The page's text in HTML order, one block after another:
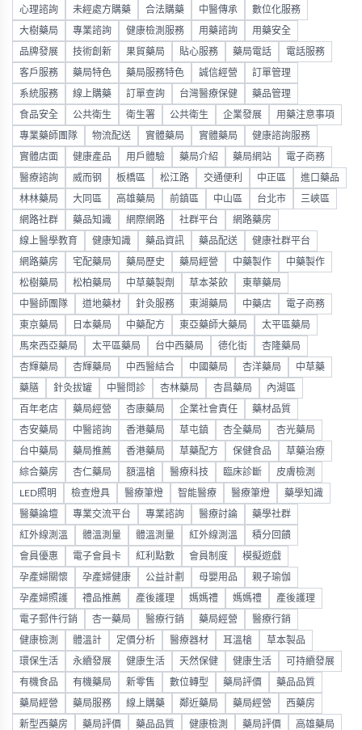
心理諮詢 未經處方購藥 合法購藥 中醫傳承 數位化服務
大樹藥局 專業諮詢 健康檢測服務 用藥諮詢 用藥安全
品牌發展 技術創新 果貿藥局 貼心服務 藥局電話 電話服務
客戶服務 藥局特色 藥局服務特色 誠信經營 訂單管理
系統服務 線上購藥 訂單查詢 台灣醫療保健 藥品管理
食品安全 公共衛生 衛生署 公共衛生 企業發展 用藥注意事項
專業藥師團隊 物流配送 實體藥局 實體藥局 健康諮詢服務
實體店面 健康產品 用戶體驗 藥局介紹 藥局網站 電子商務
醫療諮詢 威而钢 板橋區 松江路 交通便利 中正區 進口藥品
林林藥局 大同區 高雄藥局 前鎮區 中山區 台北市 三峽區
網路社群 藥品知識 網際網路 社群平台 網路藥房
線上醫學教育 健康知識 藥品資訊 藥品配送 健康社群平台
網路藥房 宅配藥局 藥局歷史 藥局經營 中藥製作 中藥製作
松樹藥局 松柏藥局 中草藥製劑 草本茶飲 東華藥局
中醫師團隊 道地藥材 針灸服務 東湖藥局 中藥店 電子商務
東京藥局 日本藥局 中藥配方 東亞藥師大藥局 太平區藥局
馬來西亞藥局 太平區藥局 台中西藥局 德化街 杏隆藥局
杏輝藥局 杏輝藥局 中西醫結合 中國藥局 杏洋藥局 中草藥
藥膳 針灸拔罐 中醫問診 杏林藥局 杏昌藥局 內湖區
百年老店 藥局經營 杏康藥局 企業社會責任 藥材品質
杏安藥局 中醫諮詢 香港藥局 草屯鎮 杏全藥局 杏光藥局
台中藥局 藥局推薦 香港藥局 草藥配方 保健食品 草藥治療
綜合藥房 杏仁藥局 額溫槍 醫療科技 臨床診斷 皮膚檢測
LED照明 檢查燈具 醫療筆燈 智能醫療 醫療筆燈 藥學知識
醫藥論壇 專業交流平台 專業諮詢 醫療討論 藥學社群
紅外線測溫 體溫測量 體溫測量 紅外線測溫 積分回饋
會員優惠 電子會員卡 紅利點數 會員制度 模擬遊戲
孕產婦關懷 孕產婦健康 公益計劃 母嬰用品 親子瑜伽
孕產婦照護 禮品推薦 產後護理 媽媽禮 媽媽禮 產後護理
電子郵件行銷 杏一藥局 醫療行銷 藥局經營 醫療行銷
健康檢測 體溫計 定價分析 醫療器材 耳溫槍 草本製品
環保生活 永續發展 健康生活 天然保健 健康生活 可持續發展
有機食品 有機藥局 新零售 數位轉型 藥局評價 藥品品質
藥局經營 藥局服務 線上購藥 鄰近藥局 藥局經營 西藥房
新型西藥房 藥局評價 藥品品質 健康檢測 藥局評價 高雄藥局